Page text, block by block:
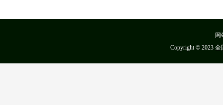
网
Copyright © 2023